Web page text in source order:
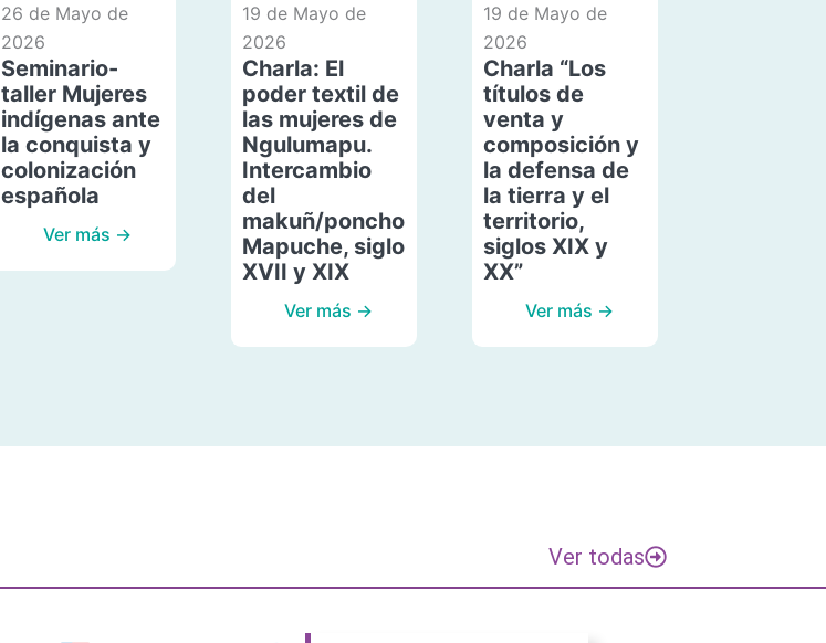
26 de Mayo de
2026
Seminario-
taller Mujeres
indígenas ante
la conquista y
colonización
española
Ver más →
19 de Mayo de
2026
Charla: El
poder textil de
las mujeres de
Ngulumapu.
Intercambio
del
makuñ/poncho
Mapuche, siglo
XVII y XIX
Ver más →
19 de Mayo de
2026
Charla “Los
títulos de
venta y
composición y
la defensa de
la tierra y el
territorio,
siglos XIX y
XX”
Ver más →
Ver todas